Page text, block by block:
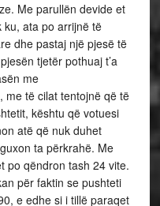
Me parullën devide et
ku, ata po arrijnë të
dhe pastaj një pjesë të
tjetër pothuaj t’a
me
me të cilat tentojnë që të
kështu që votuesi
atë që nuk duhet
ta përkrahë. Me
po qëndron tash 24 vite.
për faktin se pushteti
e edhe si i tillë paraqet